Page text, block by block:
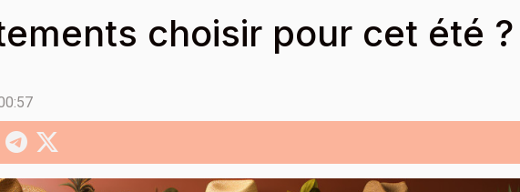
choisir pour cet été ?